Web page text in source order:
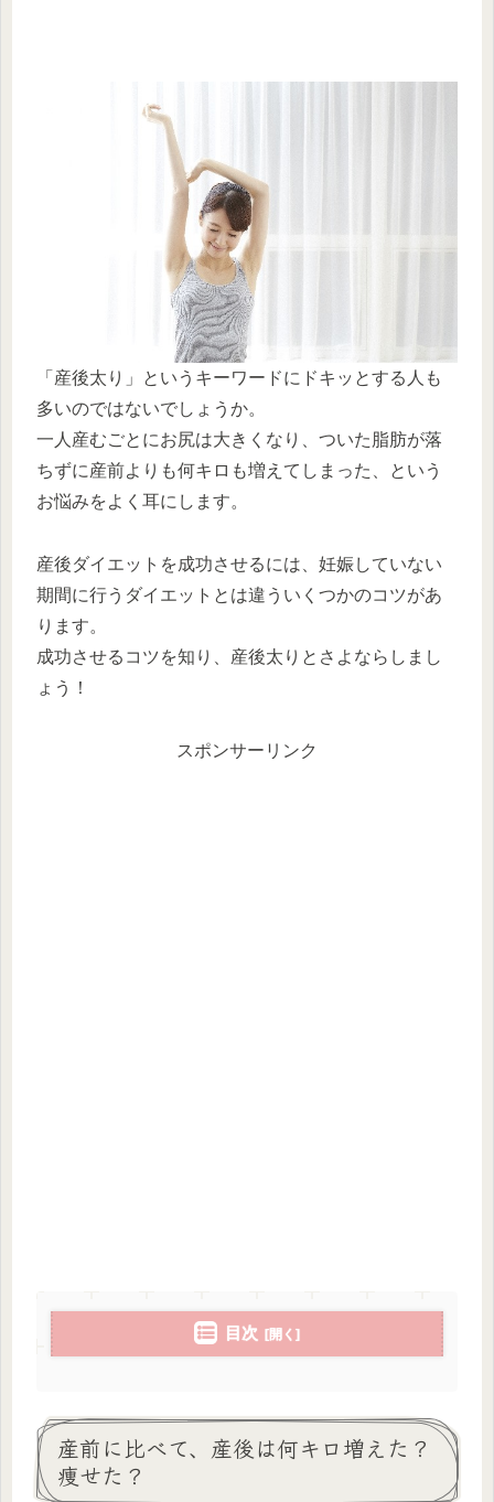
「産後太り」というキーワードにドキッとする人も
多いのではないでしょうか。
一人産むごとにお尻は大きくなり、ついた脂肪が落
ちずに産前よりも何キロも増えてしまった、という
お悩みをよく耳にします。
産後ダイエットを成功させるには、妊娠していない
期間に行うダイエットとは違ういくつかのコツがあ
ります。
成功させるコツを知り、産後太りとさよならしまし
ょう！
スポンサーリンク
目次
産前に比べて、産後は何キロ増えた？
痩せた？